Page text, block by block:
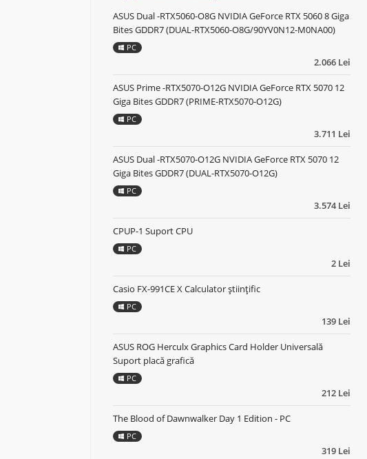
2.066 Lei
ASUS Dual -RTX5060-O8G NVIDIA GeForce RTX 5060 8 Giga
Bites GDDR7 (DUAL-RTX5060-O8G/90YV0N12-M0NA00)
PC
3.711 Lei
ASUS Prime -RTX5070-O12G NVIDIA GeForce RTX 5070 12
Giga Bites GDDR7 (PRIME-RTX5070-O12G)
PC
3.574 Lei
ASUS Dual -RTX5070-O12G NVIDIA GeForce RTX 5070 12
Giga Bites GDDR7 (DUAL-RTX5070-O12G)
PC
2 Lei
CPUP-1 Suport CPU
PC
139 Lei
Casio FX-991CE X Calculator științific
PC
212 Lei
ASUS ROG Herculx Graphics Card Holder Universală
Suport placă grafică
PC
319 Lei
The Blood of Dawnwalker Day 1 Edition - PC
PC